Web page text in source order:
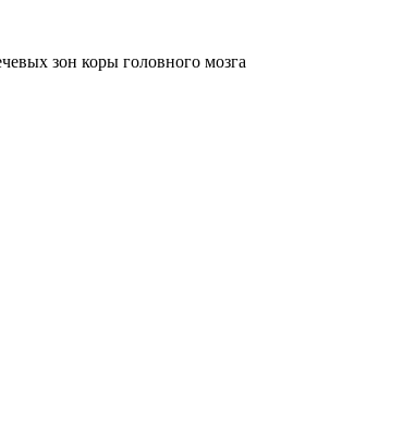
зон коры головного мозга